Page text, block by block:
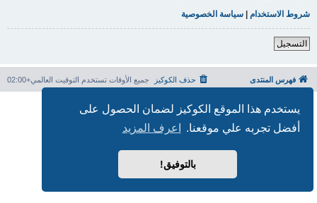
يستخدم هذا الموقع الكوكيز لضمان الحصول على
أفضل تجربه علي موقعنا.
اعرف المزيد
بالتوفيق!
شروط الاستخدام | سياسة الخصوصية
التسجيل
فهرس المنتدى جميع الأوقات تستخدم التوقيت العالمي+02:00 حذف الكوكيز
بدعم من phpBB
® Forum Software © phpBB Limited
الترجمة برعاية
المنتديات العربية
الخصوصية| الشروط